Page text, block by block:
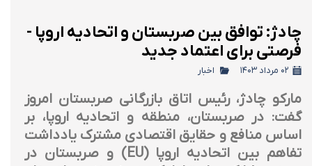
چادژ: توافق بین صربستان و اتحادیه اروپا -
فرصتی برای اعتماد جدید
۰۲ مرداد ۱۴۰۳ اخبار
مارکو چادژ، رئیس اتاق بازرگانی صربستان امروز
گفت: در صربستان، منطقه و اتحادیه اروپا، بر
اساس منافع و حقایق اقتصادی مشترک یادداشت
تفاهم بین اتحادیه اروپا (EU) و صربستان در